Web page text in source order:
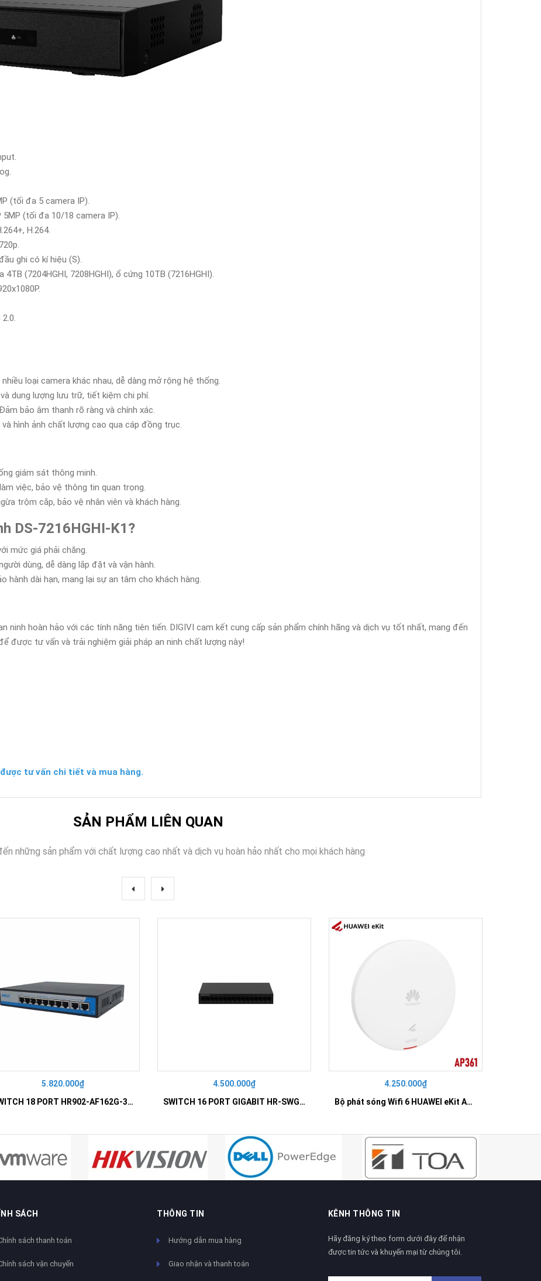
(tối đa 5 camera IP).
(tối đa 10/18 camera IP).
H.264.
ghi có kí hiệu (S).
(7204HGHI, 7208HGHI), ổ cứng 10TB (7216HGHI).
loại camera khác nhau, dễ dàng mở rộng hệ thống.
dung lượng lưu trữ, tiết kiệm chi phí.
bảo âm thanh rõ ràng và chính xác.
hình ảnh chất lượng cao qua cáp đồng trục.
giám sát thông minh.
việc, bảo vệ thông tin quan trọng.
trộm cắp, bảo vệ nhân viên và khách hàng.
DS-7216HGHI-K1?
mức giá phải chăng.
dùng, dễ dàng lắp đặt và vận hành.
hành dài hạn, mang lại sự an tâm cho khách hàng.
ninh hoàn hảo với các tính năng tiên tiến. DIGIVI cam kết cung cấp sản phẩm chính hãng và dịch vụ tốt nhất, mang đến
được tư vấn và trải nghiệm giải pháp an ninh chất lượng này!
tư vấn chi tiết và mua hàng.
SẢN PHẨM LIÊN QUAN
những sản phẩm với chất lượng cao nhất và dịch vụ hoàn hảo nhất cho mọi khách hàng
5.820.000₫
SWITCH 18 PORT HR902-AF162G-300 – Switch PoE 16 Cổng
4.500.000₫
SWITCH 16 PORT GIGABIT HR-SWG00160
4.250.000₫
Bộ phát sóng Wifi 6 HUAWEI eKit AP361
SÁCH
sách thanh toán
sách vận chuyển
THÔNG TIN
Hướng dẫn mua hàng
Giao nhận và thanh toán
KÊNH THÔNG TIN
Hãy đăng ký theo form dưới đây để nhận
được tin tức và khuyến mại từ chúng tôi.